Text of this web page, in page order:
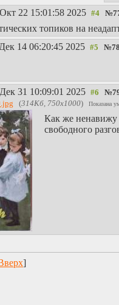
22 15:01:58 2025 №
топиков на
14 06:20:45 2025 №78
31 10:09:01 2025 №
(314Кб, 750x1000) Показана
Как же ненавижу
свободного
]